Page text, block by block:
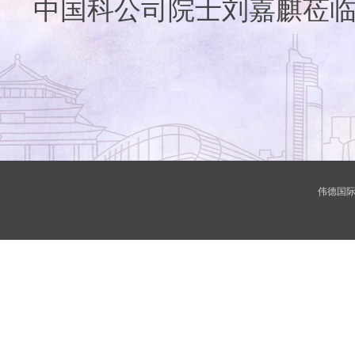
中国科公司院士刘嘉麒莅
伟德国